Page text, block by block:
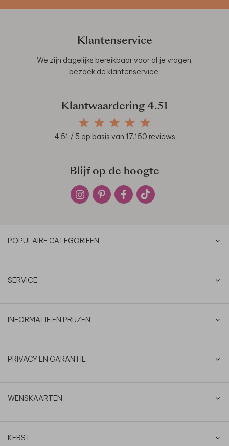
Klantenservice
We zijn dagelijks bereikbaar voor al je vragen,
bezoek de klantenservice.
Klantwaardering 4.51
4.51 / 5 op basis van 17.150 reviews
Blijf op de hoogte
POPULAIRE CATEGORIEËN
SERVICE
INFORMATIE EN PRIJZEN
PRIVACY EN GARANTIE
WENSKAARTEN
KERST